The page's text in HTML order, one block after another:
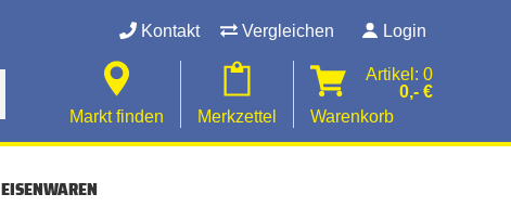
Kontakt Vergleichen Login
Markt finden Merkzettel
Artikel: 0
0,- €
Warenkorb